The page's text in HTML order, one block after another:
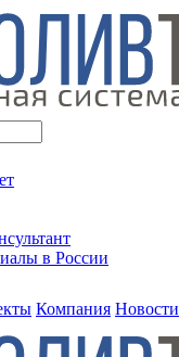
в России
Компания Новости